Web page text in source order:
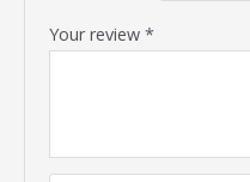
Your review*